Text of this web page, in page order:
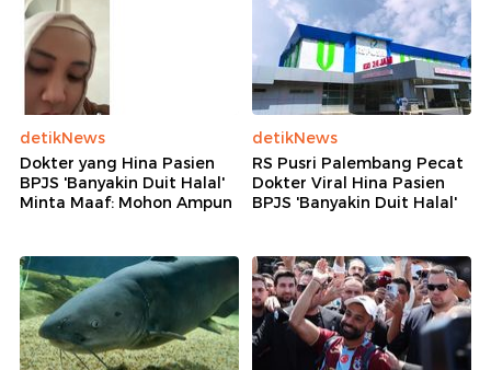
detikNews
Dokter yang Hina Pasien
BPJS 'Banyakin Duit Halal'
Minta Maaf: Mohon Ampun
detikNews
RS Pusri Palembang Pecat
Dokter Viral Hina Pasien
BPJS 'Banyakin Duit Halal'